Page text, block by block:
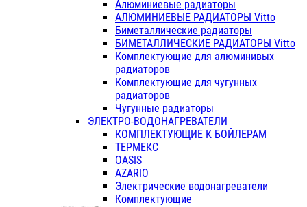
Алюминиевые радиаторы
АЛЮМИНИЕВЫЕ РАДИАТОРЫ Vitto
Биметаллические радиаторы
БИМЕТАЛЛИЧЕСКИЕ РАДИАТОРЫ Vitto
Комплектующие для алюминивых
радиаторов
Комплектующие для чугунных
радиаторов
Чугунные радиаторы
ЭЛЕКТРО-ВОДОНАГРЕВАТЕЛИ
КОМПЛЕКТУЮЩИЕ К БОЙЛЕРАМ
ТЕРМЕКС
OASIS
AZARIO
Электрические водонагреватели
Комплектующие